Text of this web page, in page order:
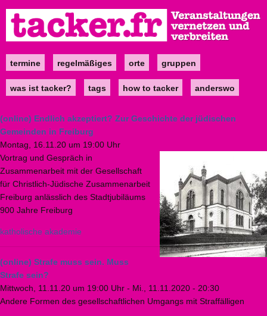
zum
Inhalt
Maintermine regelmäßiges orte gruppen
was ist tacker? tags how to tacker anderswo
(online) Endlich akzeptiert? Zur Geschichte der jüdischen
Gemeinden in Freiburg
Montag, 16.11.20 um 19:00 Uhr
Vortrag und Gespräch in
Zusammenarbeit mit der Gesellschaft
für Christlich-Jüdische Zusammenarbeit
Freiburg anlässlich des Stadtjubiläums
900 Jahre Freiburg
katholische akademie
(online) Strafe muss sein. Muss
Strafe sein?
Mittwoch, 11.11.20 um 19:00 Uhr - Mi., 11.11.2020 - 20:30
Andere Formen des gesellschaftlichen Umgangs mit Straffälligen